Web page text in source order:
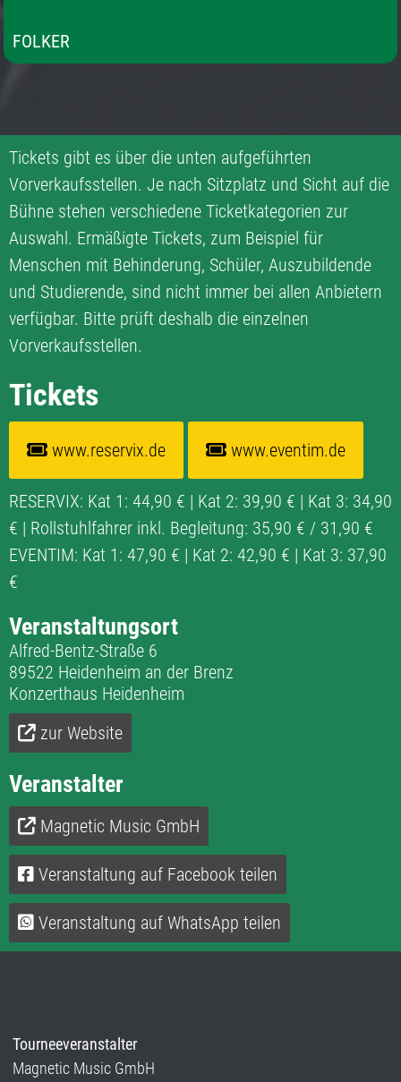
FOLKER
Tickets gibt es über die unten aufgeführten
Vorverkaufsstellen. Je nach Sitzplatz und Sicht auf die
Bühne stehen verschiedene Ticketkategorien zur
Auswahl. Ermäßigte Tickets, zum Beispiel für
Menschen mit Behinderung, Schüler, Auszubildende
und Studierende, sind nicht immer bei allen Anbietern
verfügbar. Bitte prüft deshalb die einzelnen
Vorverkaufsstellen.
Tickets
www.reservix.de www.eventim.de
RESERVIX: Kat 1: 44,90 € | Kat 2: 39,90 € | Kat 3: 34,90
€ | Rollstuhlfahrer inkl. Begleitung: 35,90 € / 31,90 €
EVENTIM: Kat 1: 47,90 € | Kat 2: 42,90 € | Kat 3: 37,90
€
Veranstaltungsort
Alfred-Bentz-Straße 6
89522 Heidenheim an der Brenz
Konzerthaus Heidenheim
zur Website
Veranstalter
Magnetic Music GmbH
Veranstaltung auf Facebook teilen
Veranstaltung auf WhatsApp teilen
Tourneeveranstalter
Magnetic Music GmbH